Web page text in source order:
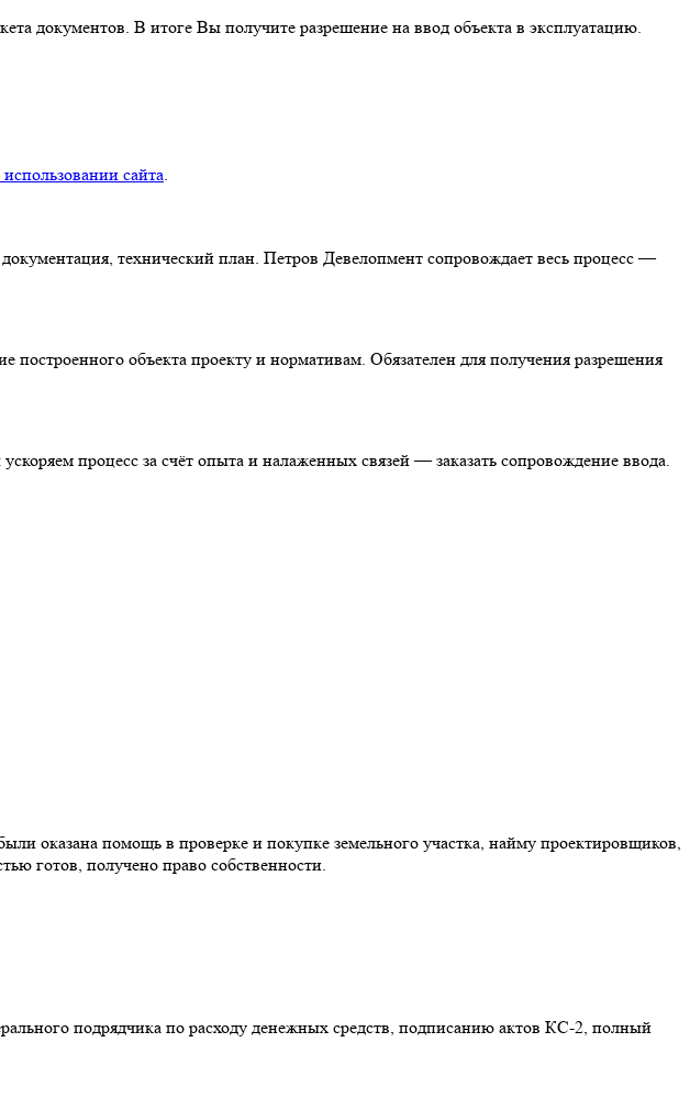
документов. В итоге Вы получите разрешение на ввод объекта в эксплуатацию.
сайта.
технический план. Петров Девелопмент сопровождает весь процесс —
объекта проекту и нормативам. Обязателен для получения разрешения
процесс за счёт опыта и налаженных связей — заказать сопровождение ввода.
оказана помощь в проверке и покупке земельного участка, найму проектировщиков,
готов, получено право собственности.
подрядчика по расходу денежных средств, подписанию актов КС-2, полный